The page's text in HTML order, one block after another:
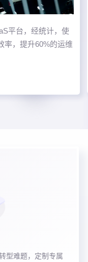
平台，经统计，使
率，提升60%的运维
型难题，定制专属